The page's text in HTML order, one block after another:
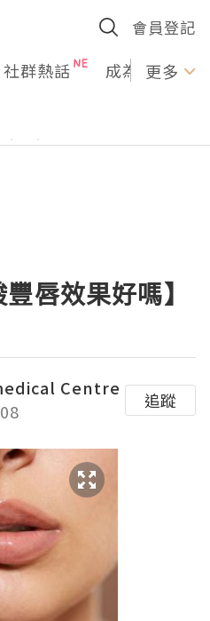
會員登記
社群熱話 成為U更多
唇效果好嗎】
Centre
追蹤